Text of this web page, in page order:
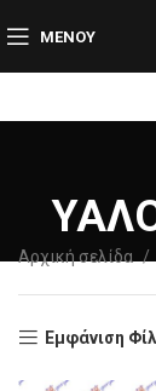
ΜΕΝΟΎ
Αρχική σελίδα
Εμφάνιση